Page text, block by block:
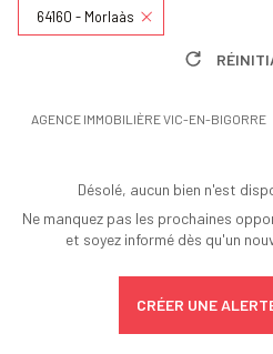
64160 - Morlaàs
AGENCE IMMOBILIÈRE VIC-EN-BIGORRE
Désolé, aucun bien n'est
Ne manquez pas les prochaines
et soyez informé dès qu'un
CRÉER UNE